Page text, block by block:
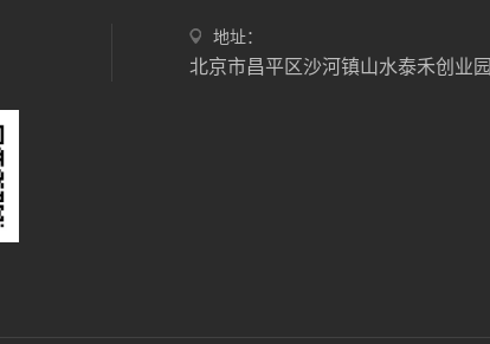
地址：
北京市昌平区沙河镇山水泰禾创业园